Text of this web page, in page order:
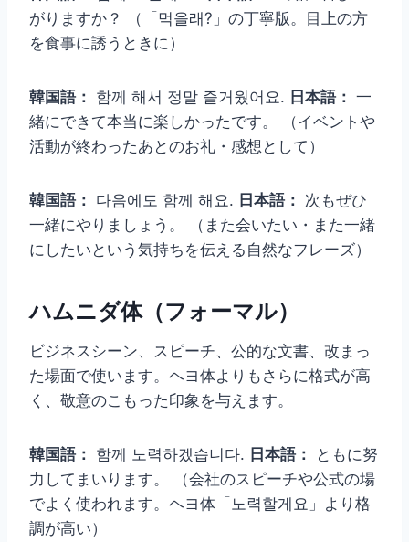
がりますか？ （「먹을래?」の丁寧版。目上の方
を食事に誘うときに）
韓国語： 함께 해서 정말 즐거웠어요. 日本語： 一
緒にできて本当に楽しかったです。 （イベントや
活動が終わったあとのお礼・感想として）
韓国語： 다음에도 함께 해요. 日本語： 次もぜひ
一緒にやりましょう。 （また会いたい・また一緒
にしたいという気持ちを伝える自然なフレーズ）
ハムニダ体（フォーマル）
ビジネスシーン、スピーチ、公的な文書、改まっ
た場面で使います。ヘヨ体よりもさらに格式が高
く、敬意のこもった印象を与えます。
韓国語： 함께 노력하겠습니다. 日本語：
ともに努
力してまいります。 （会社のスピーチや公式の場
でよく使われます。ヘヨ体「노력할게요」より格
調が高い）